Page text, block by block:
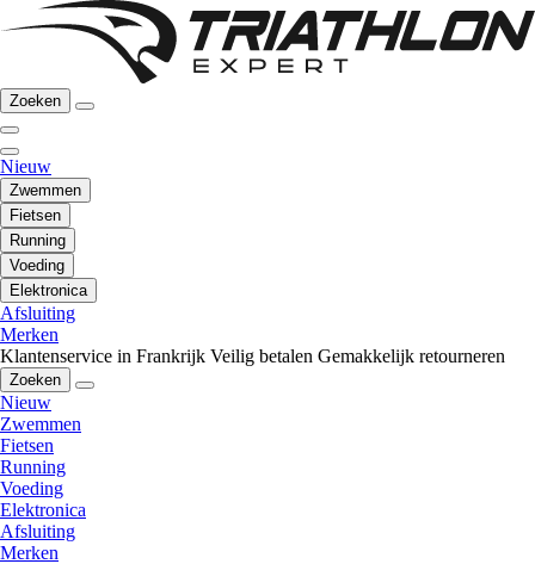
Zoeken
Nieuw
Zwemmen
Fietsen
Running
Voeding
Elektronica
Afsluiting
Merken
Klantenservice in Frankrijk Veilig betalen Gemakkelijk retourneren
Zoeken
Nieuw
Zwemmen
Fietsen
Running
Voeding
Elektronica
Afsluiting
Merken